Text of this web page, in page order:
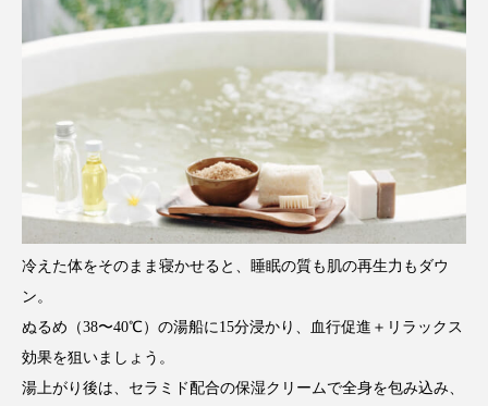
リラックス効果 レチナール レチノール
ロンジェビティ 下半身美容
乾燥 対策 冬 スキンケア 乾燥対策
乾燥肌対策 他者との再接続 企業・経済
保湿 保湿と香り
冬 UVケア 冬 美容 習慣
冬 髪 ツヤ 出す 方法 冬 髪 乾燥 改善 方法
冷えた体をそのまま寝かせると、睡眠の質も肌の再生力もダウ
ン。
ぬるめ（38〜40℃）の湯船に15分浸かり、血行促進＋リラックス
効果を狙いましょう。
湯上がり後は、セラミド配合の保湿クリームで全身を包み込み、